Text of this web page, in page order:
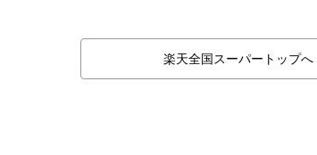
楽天全国スーパートップへ